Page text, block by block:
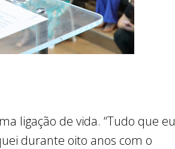
ligação de vida. “Tudo que eu
durante oito anos com o